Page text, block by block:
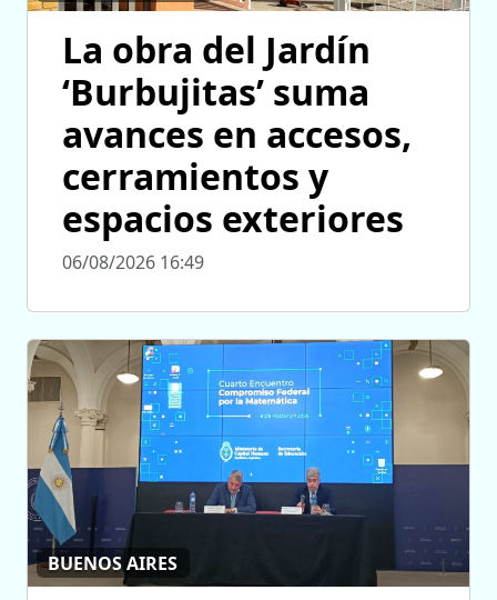
La obra del Jardín
‘Burbujitas’ suma
avances en accesos,
cerramientos y
espacios exteriores
06/08/2026 16:49
BUENOS AIRES